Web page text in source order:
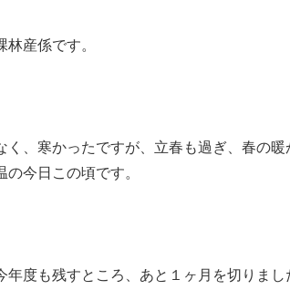
産係です。
く、寒かったですが、立春も過ぎ、春の
今日この頃です。
年度も残すところ、あと１ヶ月を切りま